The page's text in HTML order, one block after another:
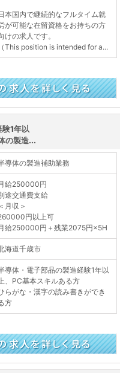
本国内で継続的なフルタイム就
が可能な在留資格をお持ちの方
けの求人です。
（This position is intended for a...
1年以
の製造...
導体の製造補助業務
給250000円
途交通費支給
＜月収＞
円以上可
給250000円＋残業2075円×5H
海道千歳市
導体・電子部品の製造経験1年以
、PC基本スキルある方
らがな・漢字の読み書きができ
方